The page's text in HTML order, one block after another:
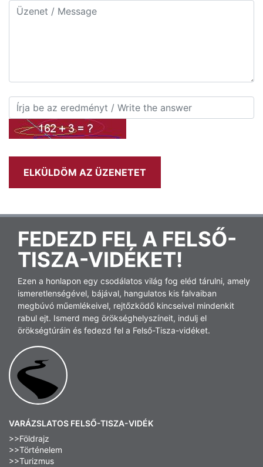
FEDEZD FEL A FELSŐ-
TISZA-VIDÉKET!
Ezen a honlapon egy csodálatos világ fog eléd tárulni, amely
ismeretlenségével, bájával, hangulatos kis falvaiban
megbúvó műemlékeivel, rejtőzködő kincseivel mindenkit
rabul ejt. Ismerd meg örökséghelyszíneit, indulj el
örökségtúráin és fedezd fel a Felső-Tisza-vidéket.
VARÁZSLATOS FELSŐ-TISZA-VIDÉK
>>Földrajz
>>Történelem
>>Turizmus